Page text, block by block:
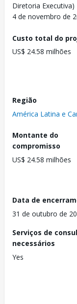
Diretoria Executiva)
4 de novembro de
Custo total do
US$ 24.58 milhões
Região
América Latina e
Montante do
compromisso
US$ 24.58 milhões
Data de
31 de outubro de
Serviços de
necessários
Yes